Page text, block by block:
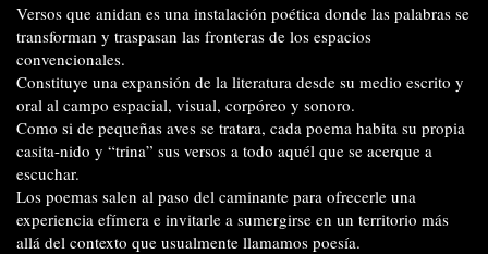
Versos que anidan es una instalación poética donde las palabras se
transforman y traspasan las fronteras de los espacios
convencionales.
Constituye una expansión de la literatura desde su medio escrito y
oral al campo espacial, visual, corpóreo y sonoro.
Como si de pequeñas aves se tratara, cada poema habita su propia
casita-nido y “trina” sus versos a todo aquél que se acerque a
escuchar.
Los poemas salen al paso del caminante para ofrecerle una
experiencia efímera e invitarle a sumergirse en un territorio más
allá del contexto que usualmente llamamos poesía.